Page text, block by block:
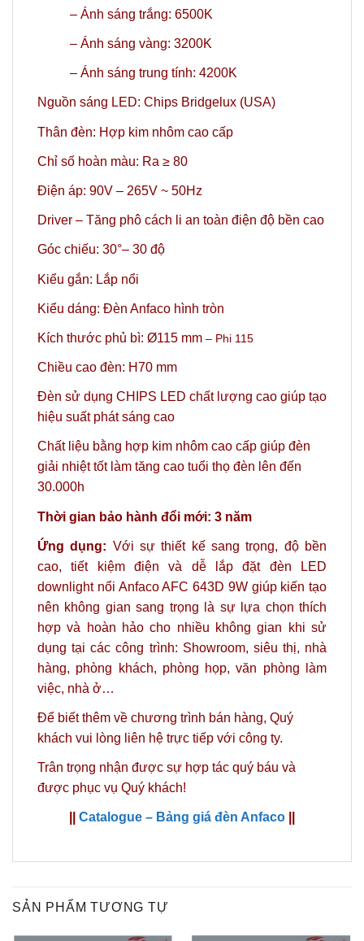
– Ánh sáng trắng: 6500K
– Ánh sáng vàng: 3200K
– Ánh sáng trung tính: 4200K
Nguồn sáng LED: Chips Bridgelux (USA)
Thân đèn: Hợp kim nhôm cao cấp
Chỉ số hoàn màu: Ra ≥ 80
Điện áp: 90V – 265V ~ 50Hz
Driver – Tăng phô cách li an toàn điện độ bền cao
Góc chiếu: 30°– 30 độ
Kiểu gắn: Lắp nổi
Kiểu dáng: Đèn Anfaco hình tròn
Kích thước phủ bì: Ø115 mm – Phi 115
Chiều cao đèn: H70 mm
Đèn sử dụng CHIPS LED chất lượng cao giúp tạo
hiệu suất phát sáng cao
Chất liệu bằng hợp kim nhôm cao cấp giúp đèn
giải nhiệt tốt làm tăng cao tuổi thọ đèn lên đến
30.000h
Thời gian bảo hành đổi mới: 3 năm
Ứng dụng: Với sự thiết kế sang trọng, độ bền
cao, tiết kiệm điện và dễ lắp đặt đèn LED
downlight nổi Anfaco AFC 643D 9W giúp kiến tạo
nên không gian sang trọng là sự lựa chọn thích
hợp và hoàn hảocho nhiều không gian khi sử
dụng tại các công trình: Showroom, siêu thị, nhà
hàng, phòng khách, phòng họp, văn phòng làm
việc, nhà ở…
Để biết thêm về chương trình bán hàng, Quý
khách vui lòng liên hệ trực tiếp với công ty.
Trân trọng nhận được sự hợp tác quý báu và
được phục vụ Quý khách!
Catalogue – Bảng giá đèn Anfaco
SẢN PHẨM TƯƠNG TỰ